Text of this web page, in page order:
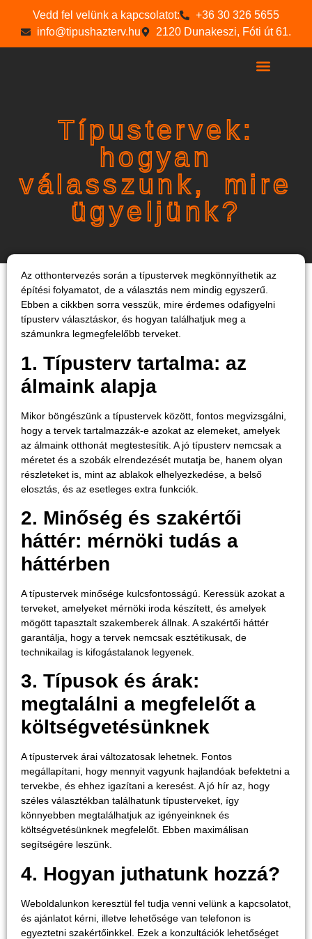
Vedd fel velünk a kapcsolatot:
+36 30 326 5655
info@tipushazterv.hu
2120 Dunakeszi, Fóti út 61.
Típustervek:
hogyan
válasszunk, mire
ügyeljünk?
Az otthontervezés során a típustervek megkönnyíthetik az
építési folyamatot, de a választás nem mindig egyszerű.
Ebben a cikkben sorra vesszük, mire érdemes odafigyelni
típusterv választáskor, és hogyan találhatjuk meg a
számunkra legmegfelelőbb terveket.
1. Típusterv tartalma: az
álmaink alapja
Mikor böngészünk a típustervek között, fontos megvizsgálni,
hogy a tervek tartalmazzák-e azokat az elemeket, amelyek
az álmaink otthonát megtestesítik. A jó típusterv nemcsak a
méretet és a szobák elrendezését mutatja be, hanem olyan
részleteket is, mint az ablakok elhelyezkedése, a belső
elosztás, és az esetleges extra funkciók.
2. Minőség és szakértői
háttér: mérnöki tudás a
háttérben
A típustervek minősége kulcsfontosságú. Keressük azokat a
terveket, amelyeket mérnöki iroda készített, és amelyek
mögött tapasztalt szakemberek állnak. A szakértői háttér
garantálja, hogy a tervek nemcsak esztétikusak, de
technikailag is kifogástalanok legyenek.
3. Típusok és árak:
megtalálni a megfelelőt a
költségvetésünknek
A típustervek árai változatosak lehetnek. Fontos
megállapítani, hogy mennyit vagyunk hajlandóak befektetni a
tervekbe, és ehhez igazítani a keresést. A jó hír az, hogy
széles választékban találhatunk típusterveket, így
könnyebben megtalálhatjuk az igényeinknek és
költségvetésünknek megfelelőt. Ebben maximálisan
segítségére leszünk.
4. Hogyan juthatunk hozzá?
Weboldalunkon keresztül fel tudja venni velünk a kapcsolatot,
és ajánlatot kérni, illetve lehetősége van telefonon is
egyeztetni szakértőinkkel. Ezek a konzultációk lehetőséget